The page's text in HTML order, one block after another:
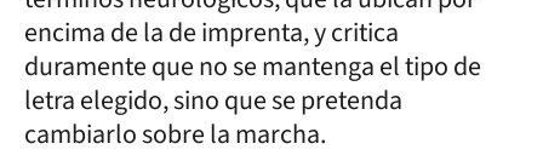
encima de la de imprenta, y critica
duramente que no se mantenga el tipo de
letra elegido, sino que se pretenda
cambiarlo sobre la marcha.